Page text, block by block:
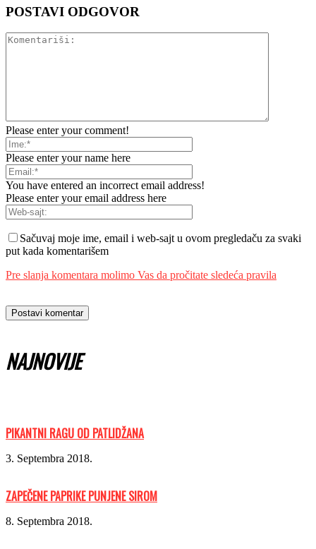
POSTAVI ODGOVOR
Please enter your comment!
Please enter your name here
You have entered an incorrect email address!
Please enter your email address here
Sačuvaj moje ime, email i web-sajt u ovom pregledaču za svaki
put kada komentarišem
Pre slanja komentara molimo Vas da pročitate sledeća pravila
NAJNOVIJE
PIKANTNI RAGU OD PATLIDŽANA
3. Septembra 2018.
ZAPEČENE PAPRIKE PUNJENE SIROM
8. Septembra 2018.